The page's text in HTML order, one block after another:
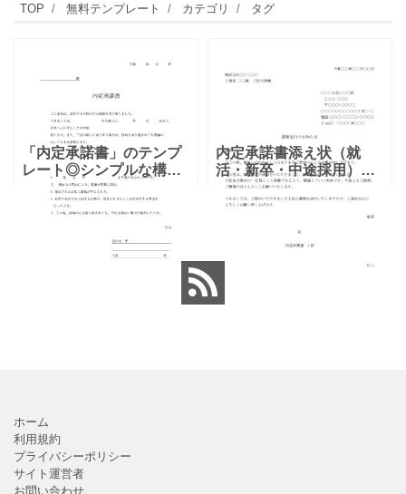
TOP 無料テンプレート カテゴリ タグ
「内定承諾書」のテンプ
レート◎シンプルな構成
で初めての方でも簡単に
書ける！ 合格通知書を送
し、内定者に内定の承諾
をサインしてもらう書類
内定承諾書添え状（就
活・新卒・中途採用）
Excel・Wordで見本やサ
ンプルと記入例文を編集
し作成が出来るテンプレ
ートです。A4横、内定承
ホーム
利用規約
プライバシーポリシー
サイト運営者
お問い合わせ